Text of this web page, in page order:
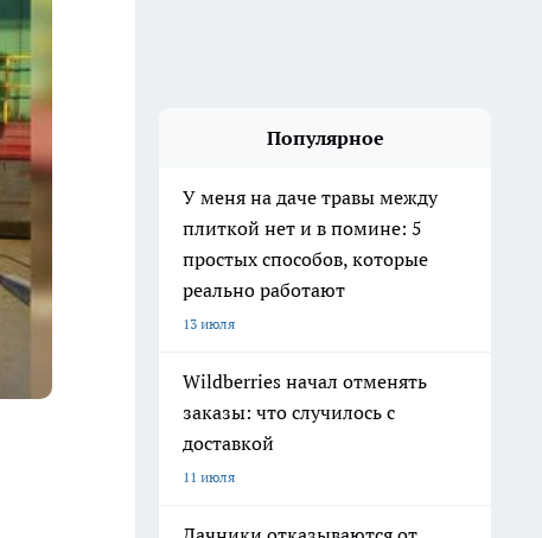
Популярное
У меня на даче травы между
плиткой нет и в помине: 5
простых способов, которые
реально работают
13 июля
Wildberries начал отменять
заказы: что случилось с
доставкой
11 июля